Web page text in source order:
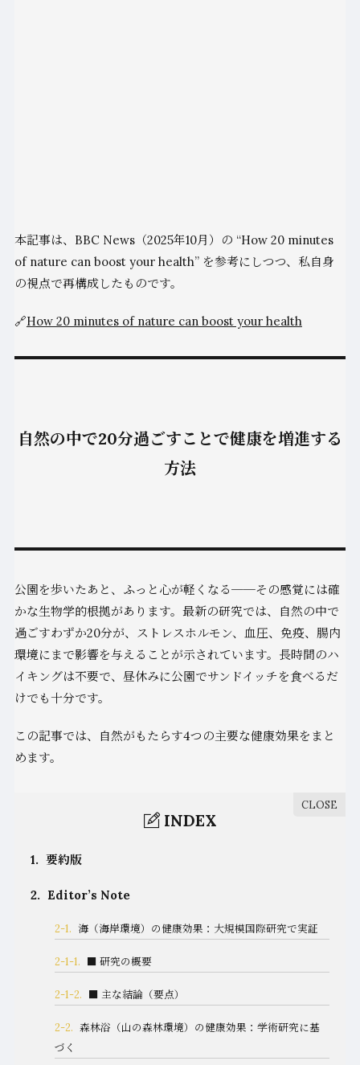
本記事は、BBC News（2025年10月）の “How 20 minutes
of nature can boost your health” を参考にしつつ、私自身
の視点で再構成したものです。
🔗How 20 minutes of nature can boost your health
自然の中で20分過ごすことで健康を増進する
方法
公園を歩いたあと、ふっと心が軽くなる──その感覚には確
かな生物学的根拠があります。最新の研究では、自然の中で
過ごすわずか20分が、ストレスホルモン、血圧、免疫、腸内
環境にまで影響を与えることが示されています。長時間のハ
イキングは不要で、昼休みに公園でサンドイッチを食べるだ
けでも十分です。
この記事では、自然がもたらす4つの主要な健康効果をまと
めます。
INDEX
1. 要約版
2. Editor’s Note
2-1. 海（海岸環境）の健康効果：大規模国際研究で実証
2-1-1. ■ 研究の概要
2-1-2. ■ 主な結論（要点）
2-2. 森林浴（山の森林環境）の健康効果：学術研究に基
づく